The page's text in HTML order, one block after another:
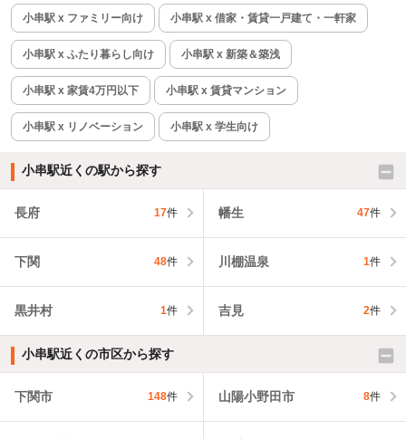
小串駅 x ファミリー向け 小串駅 x 借家・賃貸一戸建て・一軒家
小串駅 x ふたり暮らし向け 小串駅 x 新築＆築浅
小串駅 x 家賃4万円以下 小串駅 x 賃貸マンション
小串駅 x リノベーション 小串駅 x 学生向け
小串駅近くの駅から探す
長府 17件 幡生 47件
下関 48件 川棚温泉 1件
黒井村 1件 吉見 2件
小串駅近くの市区から探す
下関市 148件 山陽小野田市 8件